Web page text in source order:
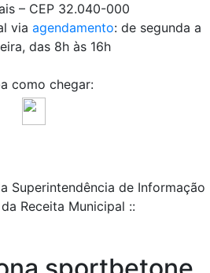
– CEP 32.040-000
via agendamento: de segunda a
das 8h às 16h
como chegar:
Superintendência de Informação
Receita Municipal ::